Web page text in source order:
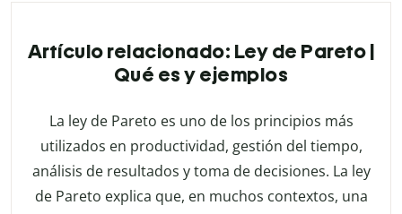
Artículo relacionado: Ley de Pareto |
Qué es y ejemplos
La ley de Pareto es uno de los principios más
utilizados en productividad, gestión del tiempo,
análisis de resultados y toma de decisiones. La ley
de Pareto explica que, en muchos contextos, una